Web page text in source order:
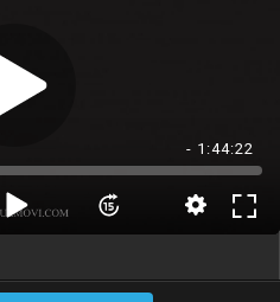
- 1:44:22